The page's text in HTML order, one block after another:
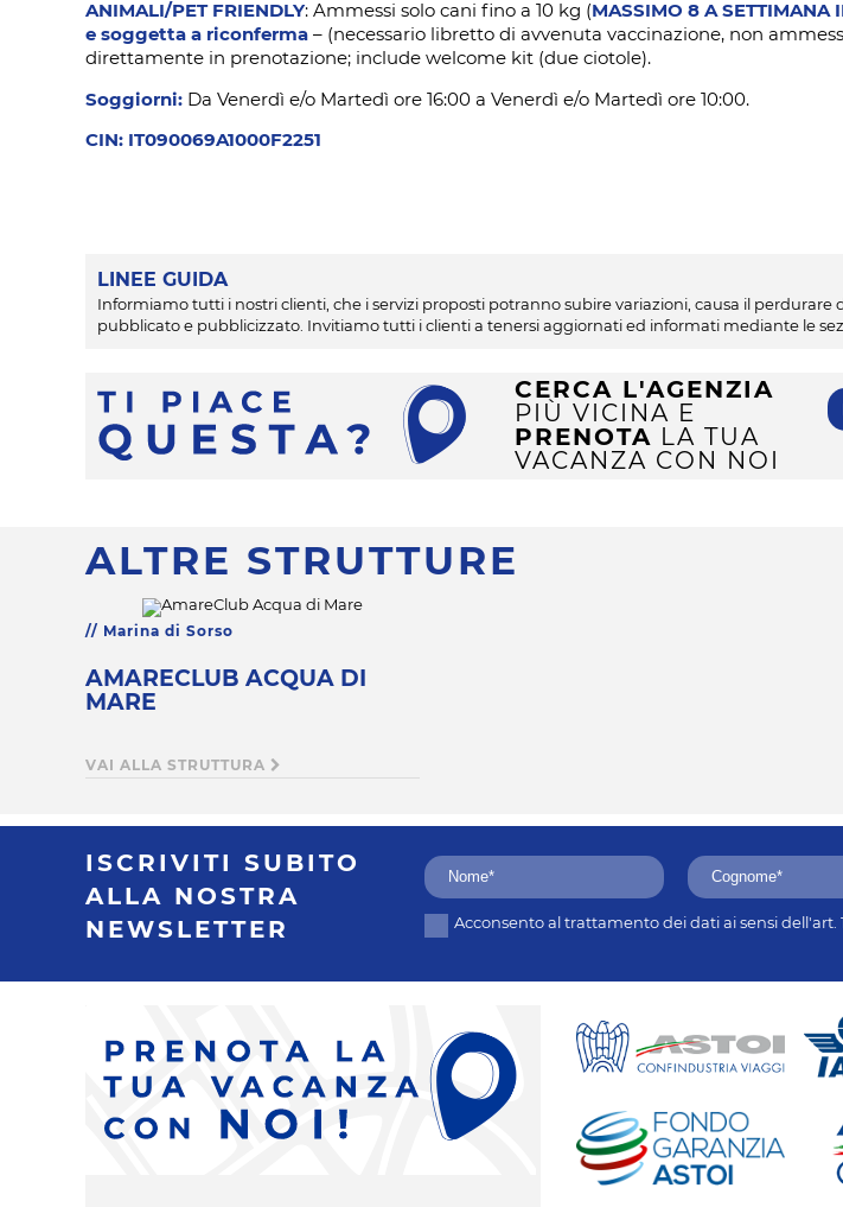
ANIMALI/PET FRIENDLY: Ammessi solo cani fino a 10 kg ( MASSIMO 8 A SETTIMANA
e soggetta a riconferma – (necessario libretto di avvenuta vaccinazione, non
direttamente in prenotazione; include welcome kit (due ciotole).
Soggiorni: Da Venerdì e/o Martedì ore 16:00 a Venerdì e/o Martedì ore 10:00.
CIN: IT090069A1000F2251
LINEE GUIDA
Informiamo tutti i nostri clienti, che i servizi proposti potranno subire variazioni, causa il
pubblicato e pubblicizzato. Invitiamo tutti i clienti a tenersi aggiornati ed informati mediante le
CERCA L'AGENZIA
PIÙ VICINA E
PRENOTA LA TUA
VACANZA CON NOI
ALTRE STRUTTURE
Marina di Sorso
AMARECLUB ACQUA DI
MARE
VAI ALLA STRUTTURA
ISCRIVITI SUBITO
ALLA NOSTRA
NEWSLETTER
Acconsento al trattamento dei dati ai sensi dell'art.